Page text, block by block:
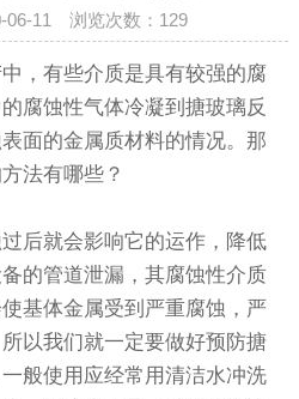
06-11 浏览次数： 129
有些介质是具有较强的腐
腐蚀性气体冷凝到搪玻璃反
面的金属质材料的情况。那
法有哪些？
就会影响它的运作，降低
的管道泄漏，其腐蚀性介质
基体金属受到严重腐蚀，严
以我们就一定要做好预防搪
般使用应经常用清洁水冲洗